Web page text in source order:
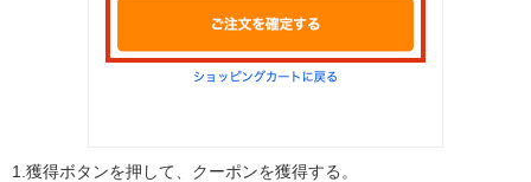
1. 獲得ボタンを押して、クーポンを獲得する。